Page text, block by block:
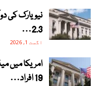
نیویارک کی
2.3…
اگست 1, 2026
امریکا میں
19 افراد…